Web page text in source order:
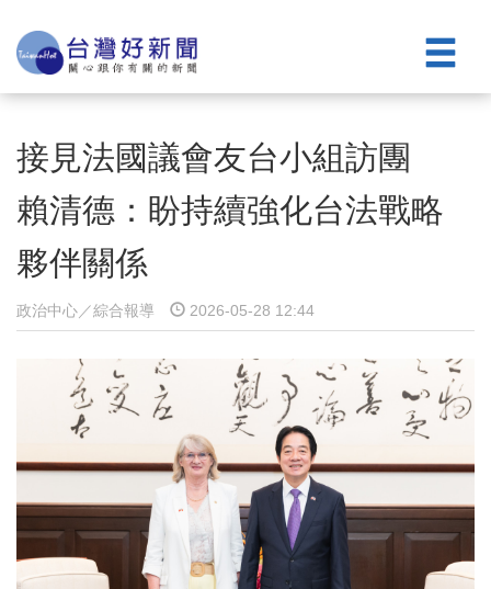
接見法國議會友台小組訪團
賴清德：盼持續強化台法戰略
夥伴關係
政治中心／綜合報導 2026-05-28 12:44